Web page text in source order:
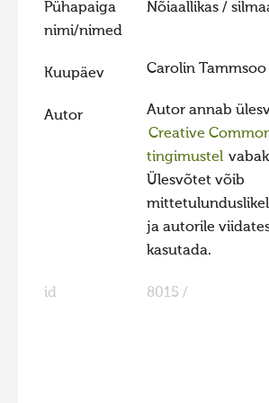
Hiite kuvavõistlus 2020
Hiite kuvavõistlus 2019
Hiite kuvavõistlus 2018
Hiite kuvavõistlus 2017
Hiite kuvavõistlus 2015
Pühapaiga
nimi/nimed
Nõiaallikas /
Kuupäev
Autor
Carolin Tammsoo
Autor annab
Creative
tingimustel
Ülesvõtet võib
ja autorile
kasutada.
id 8015 /